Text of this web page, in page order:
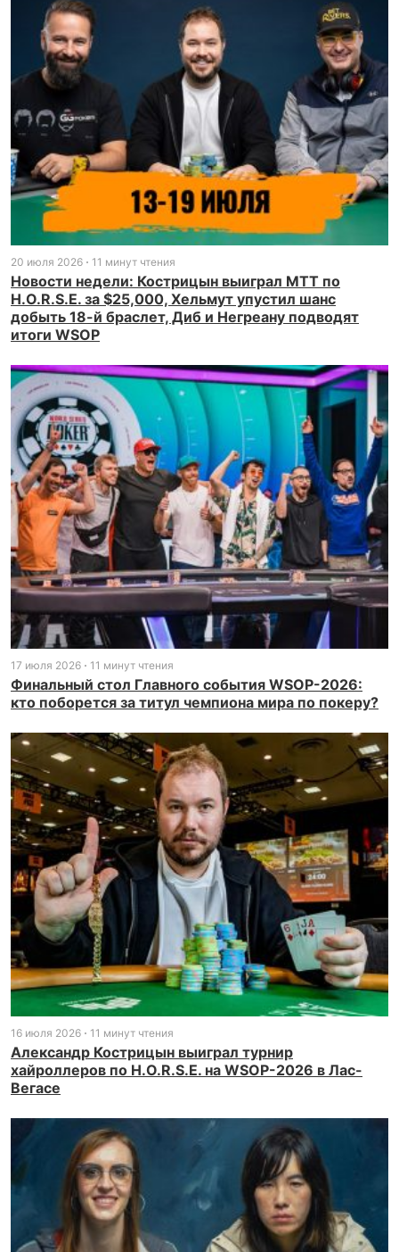
20 июля 2026 11 минут чтения
Новости недели: Кострицын выиграл МТТ по
H.O.R.S.E. за $25,000, Хельмут упустил шанс
добыть 18-й браслет, Диб и Негреану подводят
итоги WSOP
17 июля 2026 11 минут чтения
Финальный стол Главного события WSOP-2026:
кто поборется за титул чемпиона мира по покеру?
16 июля 2026 11 минут чтения
Александр Кострицын выиграл турнир
хайроллеров по H.O.R.S.E. на WSOP-2026 в Лас-
Вегасе